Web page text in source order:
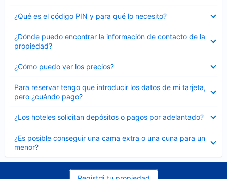
¿Qué es el código PIN y para qué lo necesito?
cerrado
¿Dónde puedo encontrar la información de contacto de la
propiedad?
cerrado
¿Cómo puedo ver los precios?
cerrado
Para reservar tengo que introducir los datos de mi tarjeta,
pero ¿cuándo pago?
cerrado
¿Los hoteles solicitan depósitos o pagos por adelantado?
cerrado
¿Es posible conseguir una cama extra o una cuna para un
menor?
cerrado